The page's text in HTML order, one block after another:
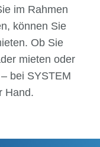
im Rahmen
können Sie
Ob Sie
mieten oder
bei SYSTEM
Hand.